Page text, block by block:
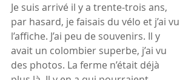
Je suis arrivé il y a trente-trois ans,
par hasard, je faisais du vélo et j’ai vu
l’affiche. J’ai peu de souvenirs. Il y
avait un colombier superbe, j’ai vu
des photos. La ferme n’était déjà